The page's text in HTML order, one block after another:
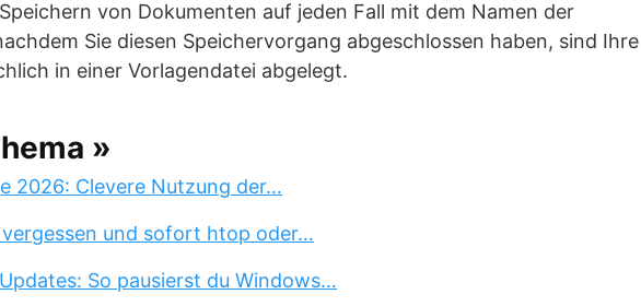
von Dokumenten auf jeden Fall mit dem Namen der
Sie diesen Speichervorgang abgeschlossen haben, sind Ihre
in einer Vorlagendatei abgelegt.
»
2026: Clevere Nutzung der…
und sofort htop oder…
So pausierst du Windows…